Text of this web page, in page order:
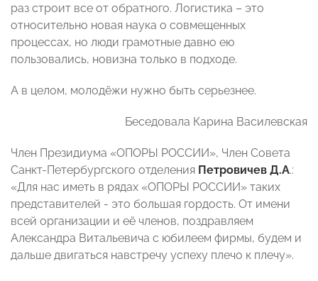
раз строит все от обратного. Логистика – это
относительно новая наука о совмещенных
процессах, но люди грамотные давно ею
пользовались, новизна только в подходе.
А в целом, молодёжи нужно быть серьезнее.
Беседовала Карина Василевская
Член Президиума «ОПОРЫ РОССИИ», Член Совета
Санкт-Петербургского отделения Петровичев Д.А.:
«Для нас иметь в рядах «ОПОРЫ РОССИИ» таких
представителей - это большая гордость. От имени
всей организации и её членов, поздравляем
Александра Витальевича с юбилеем фирмы, будем и
дальше двигаться навстречу успеху плечо к плечу».